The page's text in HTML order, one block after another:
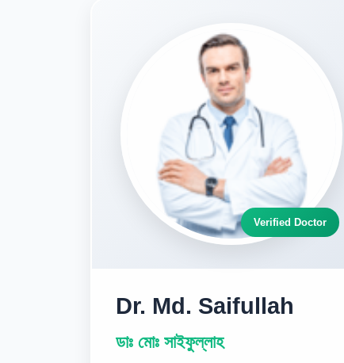
Verified Doctor
Dr. Md. Saifullah
ডাঃ মোঃ সাইফুল্লাহ